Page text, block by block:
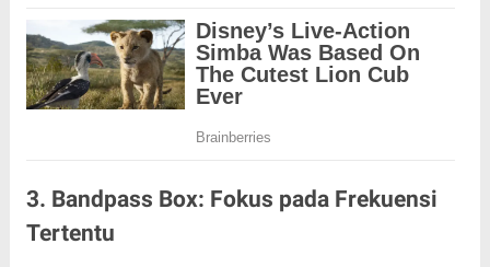
3. Bandpass Box: Fokus pada Frekuensi
Tertentu